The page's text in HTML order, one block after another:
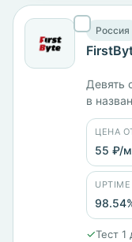
Россия
Девять
в
стоит
ООО
период
ЦЕНА
55 ₽/
UPTIME
✓Тест 1